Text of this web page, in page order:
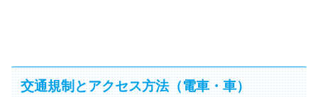
交通規制とアクセス方法（電車・車）